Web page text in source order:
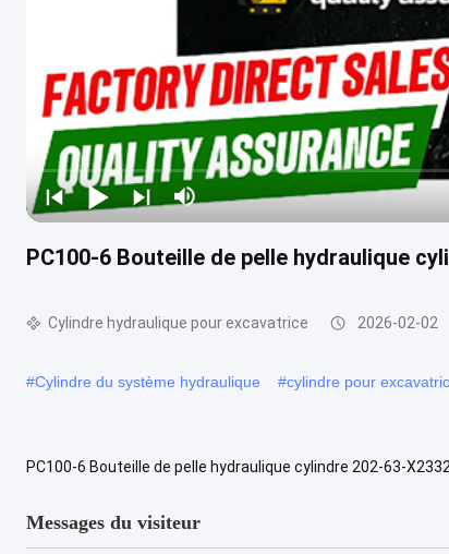
PC100-6 Bouteille de pelle hydraulique
Cylindre hydraulique pour excavatrice 2026-02-02
#Cylindre du système hydraulique #cylindre pour
PC100-6 Bouteille de pelle hydraulique cylindre 202-63-
Messages du visiteur